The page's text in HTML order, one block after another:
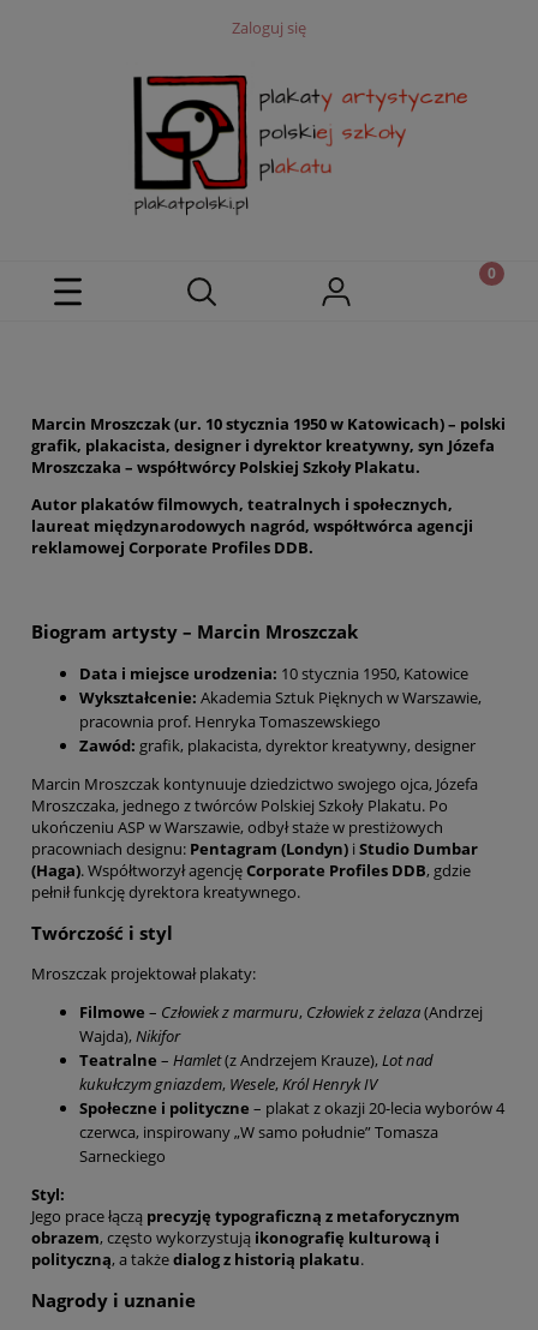
Zaloguj się
Marcin Mroszczak (ur. 10 stycznia 1950 w Katowicach) – polski
grafik, plakacista, designer i dyrektor kreatywny, syn Józefa
Mroszczaka – współtwórcy Polskiej Szkoły Plakatu.
Autor plakatów filmowych, teatralnych i społecznych,
laureat międzynarodowych nagród, współtwórca agencji
reklamowej Corporate Profiles DDB.
Biogram artysty – Marcin Mroszczak
Data i miejsce urodzenia: 10 stycznia 1950, Katowice
Wykształcenie: Akademia Sztuk Pięknych w Warszawie,
pracownia prof. Henryka Tomaszewskiego
Zawód: grafik, plakacista, dyrektor kreatywny, designer
Marcin Mroszczak kontynuuje dziedzictwo swojego ojca, Józefa
Mroszczaka, jednego z twórców Polskiej Szkoły Plakatu. Po
ukończeniu ASP w Warszawie, odbył staże w prestiżowych
pracowniach designu: Pentagram (Londyn) i Studio Dumbar
(Haga). Współtworzył agencjęCorporate Profiles DDB, gdzie
pełnił funkcję dyrektora kreatywnego.
Twórczość i styl
Mroszczak projektował plakaty:
Filmowe – Człowiek z marmuru, Człowiek z żelaza(Andrzej
Wajda), Nikifor
Teatralne – Hamlet(z Andrzejem Krauze), Lot nad
kukułczym gniazdem, Wesele, Król Henryk IV
Społeczne i polityczne – plakat z okazji 20-lecia wyborów 4
czerwca, inspirowany „W samo południe” Tomasza
Sarneckiego
Styl:
Jego prace łączą precyzję typograficzną z metaforycznym
obrazem, często wykorzystują ikonografię kulturową i
polityczną, a takżedialog z historią plakatu.
Nagrody i uznanie